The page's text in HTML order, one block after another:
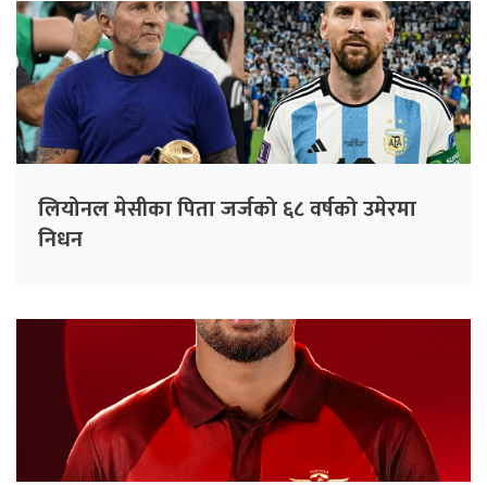
लियोनल मेसीका पिता जर्जको ६८ वर्षको उमेरमा
निधन